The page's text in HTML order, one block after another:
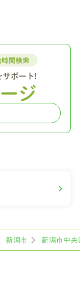
新潟市
新潟市中央